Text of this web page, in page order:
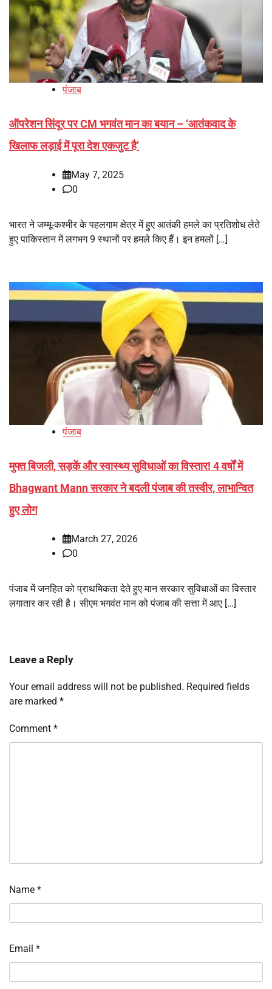
पंजाब
ऑपरेशन सिंदूर पर CM भगवंत मान का बयान – ‘आतंकवाद के
खिलाफ लड़ाई में पूरा देश एकजुट है’
May 7, 2025
0
भारत ने जम्मू-कश्मीर के पहलगाम क्षेत्र में हुए आतंकी हमले का प्रतिशोध लेते
हुए पाकिस्तान में लगभग 9 स्थानों पर हमले किए हैं। इन हमलों […]
पंजाब
मुफ्त बिजली, सड़कें और स्वास्थ्य सुविधाओं का विस्तार! 4 वर्षों में
Bhagwant Mann सरकार ने बदली पंजाब की तस्वीर, लाभान्वित
हुए लोग
March 27, 2026
0
पंजाब में जनहित को प्राथमिकता देते हुए मान सरकार सुविधाओं का विस्तार
लगातार कर रही है। सीएम भगवंत मान को पंजाब की सत्ता में आए […]
Leave a Reply
Your email address will not be published. Required fields
are marked *
Comment *
Name *
Email *